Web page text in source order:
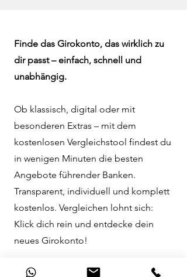
Finde das Girokonto, das wirklich zu
dir passt – einfach, schnell und
unabhängig.
Ob klassisch, digital oder mit
besonderen Extras – mit dem
kostenlosen Vergleichstool findest du
in wenigen Minuten die besten
Angebote führender Banken.
Transparent, individuell und komplett
kostenlos. Vergleichen lohnt sich:
Klick dich rein und entdecke dein
neues Girokonto!